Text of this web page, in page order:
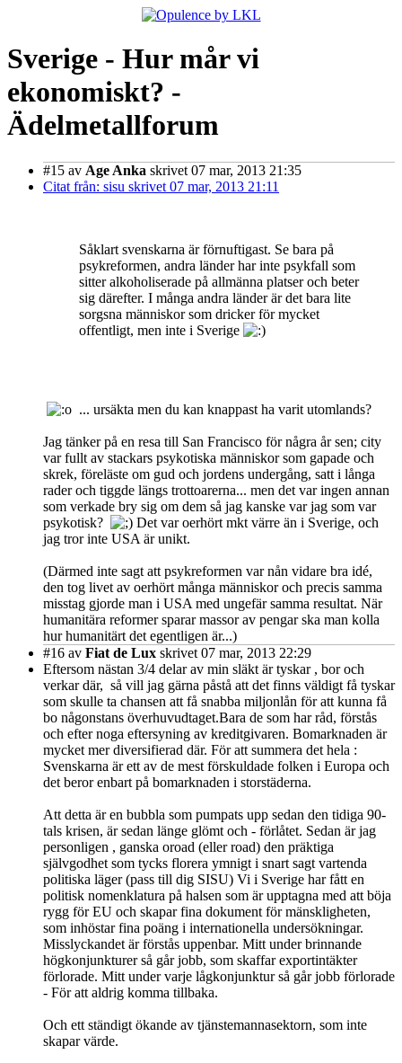
Sverige - Hur mår vi
ekonomiskt? -
Ädelmetallforum
#15 av Age Anka skrivet 07 mar, 2013 21:35
Citat från: sisu skrivet 07 mar, 2013 21:11
Såklart svenskarna är förnuftigast. Se bara på
psykreformen, andra länder har inte psykfall som
sitter alkoholiserade på allmänna platser och beter
sig därefter. I många andra länder är det bara lite
sorgsna människor som dricker för mycket
offentligt, men inte i Sverige
... ursäkta men du kan knappast ha varit utomlands?
Jag tänker på en resa till San Francisco för några år sen; city
var fullt av stackars psykotiska människor som gapade och
skrek, föreläste om gud och jordens undergång, satt i långa
rader och tiggde längs trottoarerna... men det var ingen annan
som verkade bry sig om dem så jag kanske var jag som var
psykotisk?
Det var oerhört mkt värre än i Sverige, och
jag tror inte USA är unikt.
(Därmed inte sagt att psykreformen var nån vidare bra idé,
den tog livet av oerhört många människor och precis samma
misstag gjorde man i USA med ungefär samma resultat. När
humanitära reformer sparar massor av pengar ska man kolla
hur humanitärt det egentligen är...)
#16 av Fiat de Lux skrivet 07 mar, 2013 22:29
Eftersom nästan 3/4 delar av min släkt är tyskar , bor och
verkar där, så vill jag gärna påstå att det finns väldigt få tyskar
som skulle ta chansen att få snabba miljonlån för att kunna få
bo någonstans överhuvudtaget.Bara de som har råd, förstås
och efter noga eftersyning av kreditgivaren. Bomarknaden är
mycket mer diversifierad där. För att summera det hela :
Svenskarna är ett av de mest förskuldade folken i Europa och
det beror enbart på bomarknaden i storstäderna.
Att detta är en bubbla som pumpats upp sedan den tidiga 90-
tals krisen, är sedan länge glömt och - förlåtet. Sedan är jag
personligen , ganska oroad (eller road) den präktiga
självgodhet som tycks florera ymnigt i snart sagt vartenda
politiska läger (pass till dig SISU) Vi i Sverige har fått en
politisk nomenklatura på halsen som är upptagna med att böja
rygg för EU och skapar fina dokument för mänskligheten,
som inhöstar fina poäng i internationella undersökningar.
Misslyckandet är förstås uppenbar. Mitt under brinnande
högkonjunkturer så går jobb, som skaffar exportintäkter
förlorade. Mitt under varje lågkonjunktur så går jobb förlorade
- För att aldrig komma tillbaka.
Och ett ständigt ökande av tjänstemannasektorn, som inte
skapar värde.